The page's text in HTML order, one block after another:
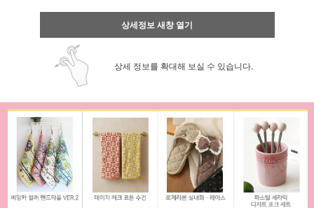
상세정보 새창 열기
상세 정보를 확대해 보실 수 있습니다.